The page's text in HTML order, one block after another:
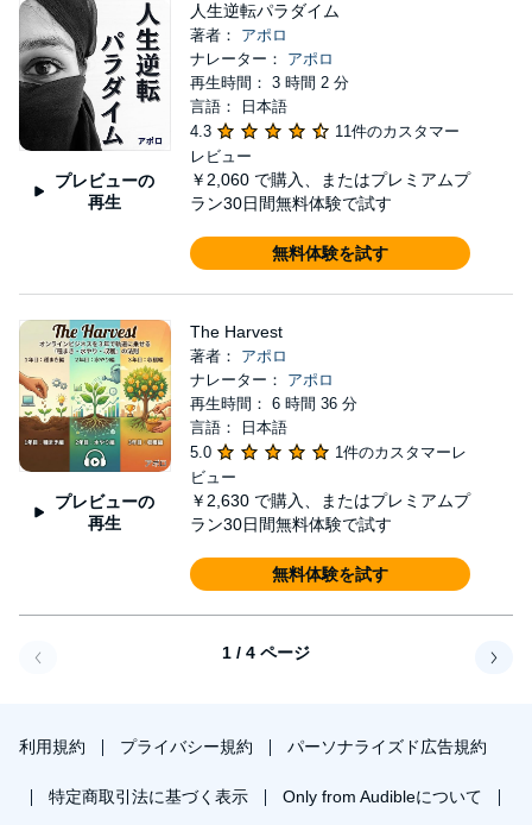
プレビューの
再生
人生逆転パラダイム
著者： アポロ
ナレーター： アポロ
再生時間： 3 時間 2 分
言語： 日本語
4.3
11件のカスタマー
レビュー
￥2,060 で購入、またはプレミアムプ
ラン30日間無料体験で試す
無料体験を試す
プレビューの
再生
The Harvest
著者： アポロ
ナレーター： アポロ
再生時間： 6 時間 36 分
言語： 日本語
5.0
1件のカスタマーレ
ビュー
￥2,630 で購入、またはプレミアムプ
ラン30日間無料体験で試す
無料体験を試す
1 / 4 ページ
利用規約 プライバシー規約 パーソナライズド広告規約
特定商取引法に基づく表示 Only from Audibleについて